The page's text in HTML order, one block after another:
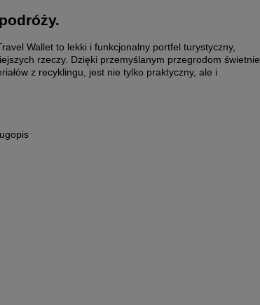
Cena nie zawiera ewentualnych kosztów
płatności
Wallet to lekki i funkcjonalny portfel turystyczny,
rzeczy. Dzięki przemyślanym przegrodom świetnie
z recyklingu, jest nie tylko praktyczny, ale i